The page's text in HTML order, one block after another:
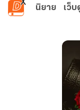
ข้ามไปยังเนื้อหาหลัก
นิยาย เว็บ